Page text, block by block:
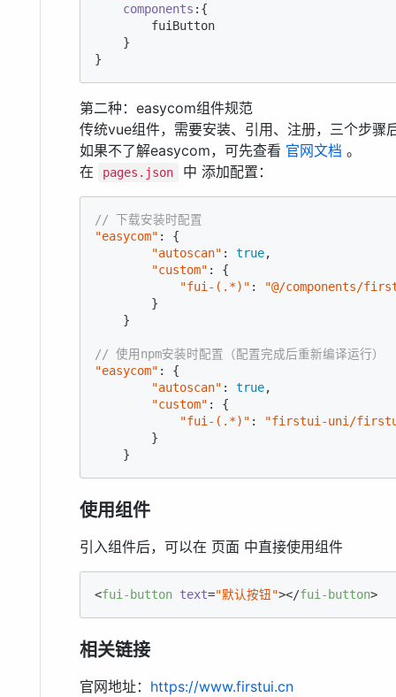
components :{
        fuiButton
    }
}
第二种：easycom组件规范
传统vue组件，需要安装、引用、注册，三个步
如果不了解easycom，可先查看 官网文档 。
在
pages.json 中 添加配置：
// 下载安装时配置
"easycom" : {
"autoscan" : true,
"custom" : {
"fui-(.*)" :
"@/components/
        }
    }
// 使用npm安装时配置（配置完成后重新编译运行）
"easycom" : {
"autoscan" : true,
"custom" : {
"fui-(.*)" :
"firstui-uni/
        }
    }
使用组件
引入组件后，可以在 页面 中直接使用组件
<fui-button text="默认按钮"></fui-button>
相关链接
官网地址： https://www.firstui.cn